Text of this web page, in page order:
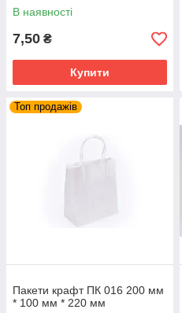
В наявності
7,50 ₴
Купити
Топ продажів
Пакети крафт ПК 016 200 мм
* 100 мм * 220 мм